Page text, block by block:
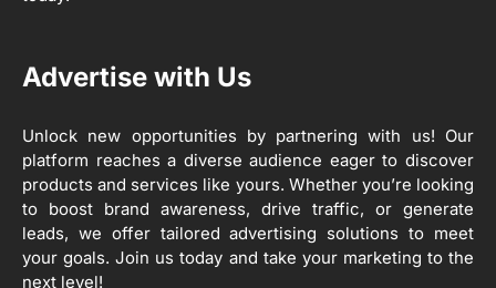
ਰਾਸ਼ਟਰੀ ਮਨੁੱਖੀ ਅਧਿਕਾਰ ਕਮਿਸ਼ਨ ਦੇ ਮੈਂਬਰ
ਸਕੀਮਾਂ ਦਾ ਜਾਇਜ਼ਾ
Editor
4
ਹੁਸ਼ਿਆਰਪੁਰ ਜ਼ਿਲ੍ਹੇ ਵ‘ ਈ.ਐੱਫ. ਡਿਜੀਟਾਈਜ਼ੇਸ਼ਨ
ਦਾ ਕੰਮ 99.92 ਫੀਸਦੀ ਮੁਕੰਮਲ: ਜ਼ਿਲ੍ਹਾ ਚੋਣ
ਅਫ਼ਸਰ
Editor
Advertise with Us
Unlock new opportunities by partnering with us! Our
platform reaches a diverse audience eager to discover
products and services like yours. Whether you’re looking
to boost brand awareness, drive traffic, or generate
leads, we offer tailored advertising solutions to meet
your goals. Join us today and take your marketing to the
next level!